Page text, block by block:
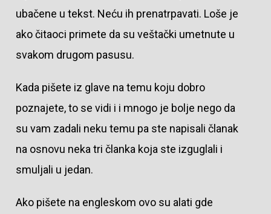
ubačene u tekst. Neću ih prenatrpavati. Loše je
ako čitaoci primete da su veštački umetnute u
svakom drugom pasusu.
Kada pišete iz glave na temu koju dobro
poznajete, to se vidi i i mnogo je bolje nego da
su vam zadali neku temu pa ste napisali članak
na osnovu neka tri članka koja ste izguglali i
smuljali u jedan.
Ako pišete na engleskom ovo su alati gde